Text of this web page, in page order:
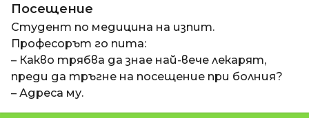
Посещение
Студент по медицина на изпит.
Професорът го пита:
– Какво трябва да знае най-вече лекарят,
преди да тръгне на посещение при болния?
– Адреса му.